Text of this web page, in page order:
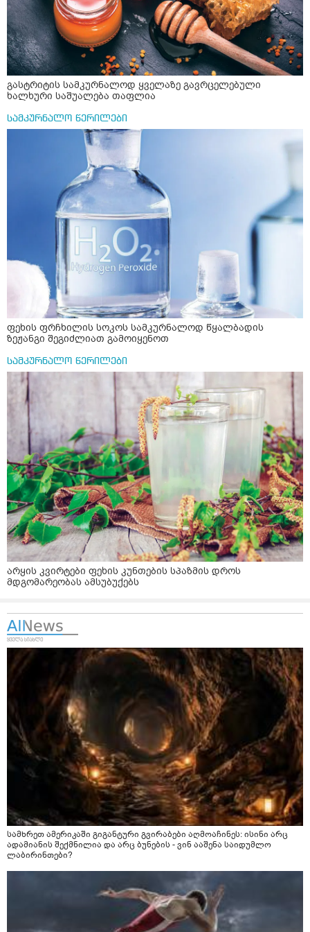
გასტრიტის სამკურნალოდ ყველაზე გავრცელებული
ხალხური საშუალება თაფლია
სამკურნალო წერილები
ფეხის ფრჩხილის სოკოს სამკურნალოდ წყალბადის
ზეჟანგი შეგიძლიათ გამოიყენოთ
სამკურნალო წერილები
არყის კვირტები ფეხის კუნთების სპაზმის დროს
მდგომარეობას ამსუბუქებს
სამხრეთ ამერიკაში გიგანტური გვირაბები აღმოაჩინეს: ისინი არც
ადამიანის შექმნილია და არც ბუნების - ვინ ააშენა საიდუმლო
ლაბირინთები?